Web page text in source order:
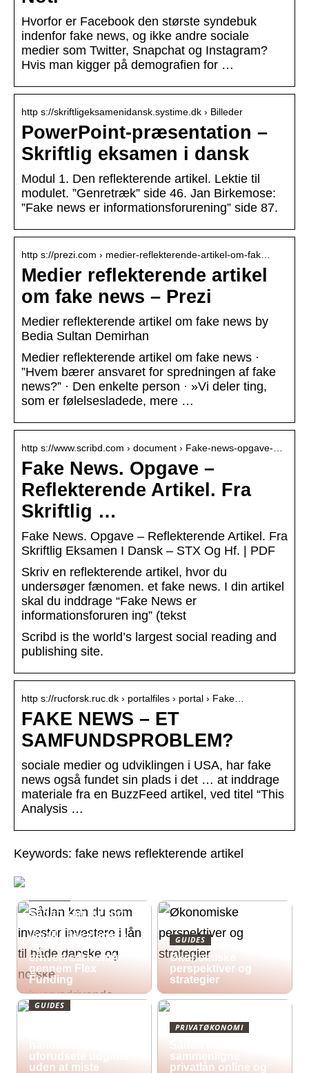
Hvorfor er Facebook den største syndebuk
indenfor fake news, og ikke andre sociale
medier som Twitter, Snapchat og Instagram?
Hvis man kigger på demografien for …
http s://skriftligeksamenidansk.systime.dk › Billeder
PowerPoint-præsentation –
Skriftlig eksamen i dansk
Modul 1. Den reflekterende artikel. Lektie til
modulet. ”Genretræk” side 46. Jan Birkemose:
”Fake news er informationsforurening” side 87.
http s://prezi.com › medier-reflekterende-artikel-om-fak…
Medier reflekterende artikel
om fake news – Prezi
Medier reflekterende artikel om fake news by
Bedia Sultan Demirhan
Medier reflekterende artikel om fake news ·
”Hvem bærer ansvaret for spredningen af fake
news?” · Den enkelte person · »Vi deler ting,
som er følelsesladede, mere …
http s://www.scribd.com › document › Fake-news-opgave-…
Fake News. Opgave –
Reflekterende Artikel. Fra
Skriftlig …
Fake News. Opgave – Reflekterende Artikel. Fra
Skriftlig Eksamen I Dansk – STX Og Hf. | PDF
Skriv en reflekterende artikel, hvor du
undersøger fænomen. et fake news. I din artikel
skal du inddrage “Fake News er
informationsforuren ing” (tekst
Scribd is the world’s largest social reading and
publishing site.
http s://rucforsk.ruc.dk › portalfiles › portal › Fake…
FAKE NEWS – ET
SAMFUNDSPROBLEM?
sociale medier og udviklingen i USA, har fake
news også fundet sin plads i det … at inddrage
materiale fra en BuzzFeed artikel, ved titel “This
Analysis …
Keywords: fake news reflekterende artikel
Sådan kan du som
lån til både danske
og norske
erhvervsdrivende
gennem Flex
Funding
GUIDES
Økonomiske
perspektiver og
strategier
GUIDES
uforudsete udgifter
uden at miste
PRIVATØKONOMI
sammenligne
privatlån online og